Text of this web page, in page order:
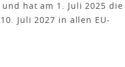
hat am 1. Juli 2025 die
Juli 2027 in allen EU-